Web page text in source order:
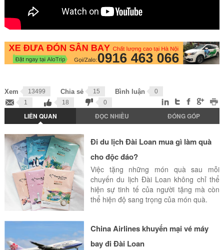
Xem 13499 Chia sẻ 15 Bình luận
0
1
18 0
LIÊN QUAN ĐỌC NHIỀU ĐÓNG GÓP
Đi du lịch Đài Loan mua gì làm quà
cho độc đáo?
Việc tặng những món quà sau mỗi
chuyến du lịch Đài Loan không chỉ thể
hiện sự tinh tế của người tặng mà còn
thể hiện độ sang trọng của món quà.
China Airlines khuyến mại vé máy
bay đi Đài Loan